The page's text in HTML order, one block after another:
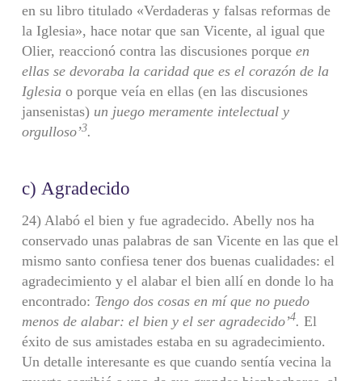
en su libro titulado «Verdaderas y falsas reformas de
la Iglesia», hace notar que san Vicente, al igual que
Olier, reaccionó contra las discusiones porque en
ellas se devoraba la caridad que es el corazón de la
Iglesia o porque veía en ellas (en las discusiones
jansenistas) un juego meramente intelectual y
orgulloso’3.
c) Agradecido
24) Alabó el bien y fue agradecido. Abelly nos ha
conservado unas pala­bras de san Vicente en las que el
mismo santo confiesa tener dos buenas cualida­des: el
agradecimiento y el alabar el bien allí en donde lo ha
encontrado: Tengo dos cosas en mí que no puedo
menos de alabar: el bien y el ser agradecido’4. El
éxito de sus amistades estaba en su agradecimiento.
Un detalle interesante es que cuando sentía vecina la